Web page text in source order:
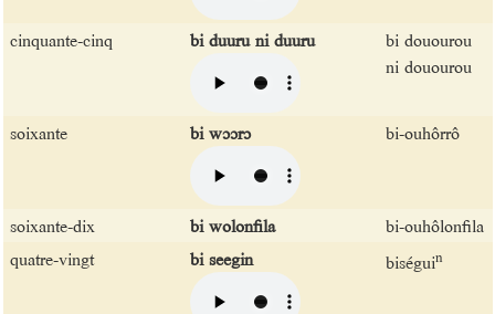
cinquante-cinq bi duuru ni duuru
bi douourou
ni douourou
soixante bi wɔɔrɔ bi-ouhôrrô
soixante-dix bi wolonfila
bi-ouhôlonfila
quatre-vingt
bi seegin biséguin